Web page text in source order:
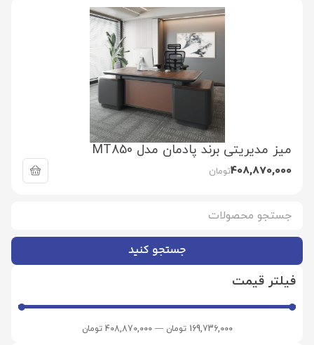
جستجو کنید
فیلتر قیمت
169,736,000 تومان —
408,870,000 تومان
میز مدیریتی برند پادمان مدل MT850
408,870,000تومان